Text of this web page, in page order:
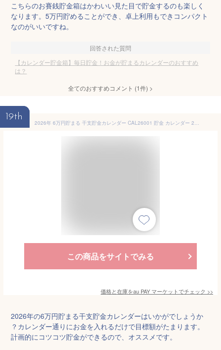
こちらのお賽銭貯金箱はかわいい見た目で貯金するのも楽しく
なります。5万円貯めることができ、卓上利用もできコンパクト
なのがいいですね。
回答された質問
【カレンダー貯金箱】毎日貯金！お金が貯まるカレンダーのおすすめ
は？
全てのおすすめコメント (1件) >
19th
2026年 6万円貯まる 干支貯金カレンダー CAL26001 貯金 カレンダー 2026 卓上 貯金箱 干支 午 うま
この商品をサイトでみる
価格と在庫をau PAY マーケットでチェック >>
2026年の6万円貯まる干支貯金カレンダーはいかがでしょうか
？カレンダー通りにお金を入れるだけで目標額がたまります。
計画的にコツコツ貯金ができるので、オススメです。